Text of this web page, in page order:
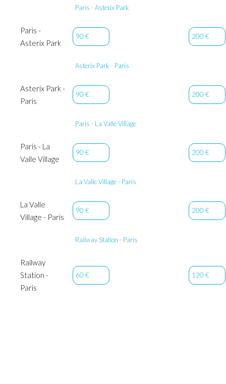
Paris - Asterix Park
Paris -
Asterix Park
90 € 200 €
Asterix Park - Paris
Asterix Park -
Paris
90 € 200 €
Paris - La Valle Village
Paris - La
Valle Village
90 € 200 €
La Valle Village - Paris
La Valle
Village - Paris
90 € 200 €
Railway Station - Paris
Railway
Station -
Paris
60 € 120 €